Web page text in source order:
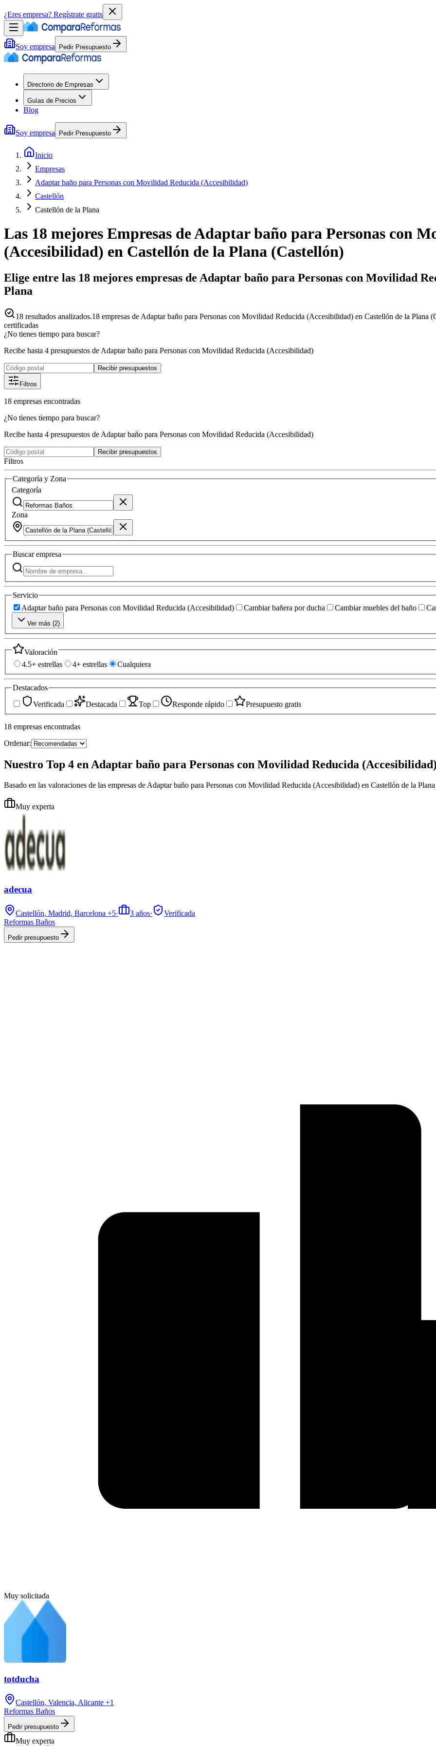
¿Eres empresa? Regístrate gratis
Soy empresa Pedir Presupuesto
Directorio de Empresas
Guías de Precios
Blog
Soy empresa Pedir Presupuesto
Inicio
Empresas
Adaptar baño para Personas con Movilidad Reducida (Accesibilidad)
Castellón
Castellón de la Plana
Las 18 mejores Empresas deAdaptar baño para Personas con
(Accesibilidad) en Castellón de la Plana (Castellón)
Elige entre las 18 mejores empresas de Adaptar baño para Personas con Movilidad
Plana
18 resultados analizados.18 empresas de Adaptar baño para Personas con Movilidad Reducida (Accesibilidad) en Castellón de la Plana
certificadas
¿No tienes tiempo para buscar?
Recibe hasta 4 presupuestos de Adaptar baño para Personas con Movilidad Reducida (Accesibilidad)
Recibir presupuestos
Filtros
18 empresas encontradas
¿No tienes tiempo para buscar?
Recibe hasta 4 presupuestos de Adaptar baño para Personas con Movilidad Reducida (Accesibilidad)
Recibir presupuestos
Filtros
Categoría y Zona
Categoría
Zona
Buscarempresa
Servicio
Adaptar baño para Personas con Movilidad Reducida (Accesibilidad)
Cambiar bañera por ducha Cambiar muebles del baño
Ver más (2)
Valoración
4.5+ estrellas
4+ estrellas Cualquiera
Destacados
Verificada
Destacada Top Responde rápido Presupuesto gratis
18 empresas encontradas
Ordenar:
Nuestro Top 4 en Adaptar baño para Personas con Movilidad Reducida
Basado en las valoraciones de las empresas de Adaptar baño para Personas con Movilidad Reducida (Accesibilidad) en Castellón de la Plana
Muy experta
adecua
Castellón, Madrid, Barcelona +5· 3 años·
Verificada
Reformas Baños
Pedir presupuesto
Muy solicitada
totducha
Castellón, Valencia, Alicante +1
Reformas Baños
Pedir presupuesto
Muy experta